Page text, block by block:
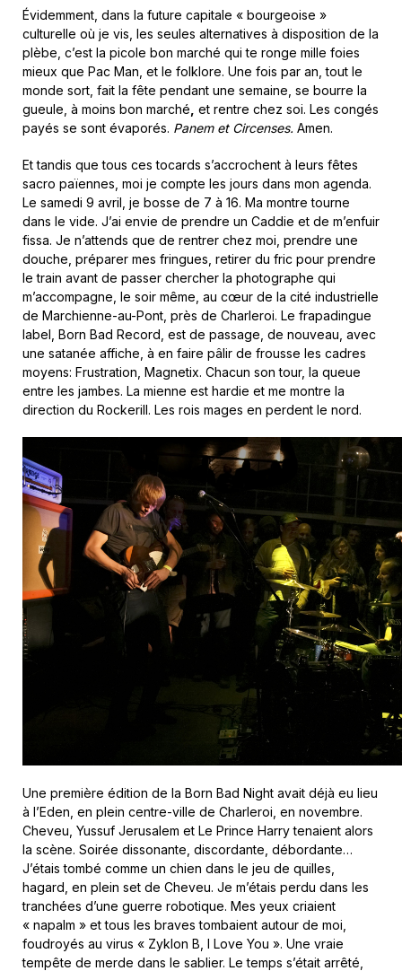
Évidemment, dans la future capitale « bourgeoise »
culturelle où je vis, les seules alternatives à disposition de la
plèbe, c’est la picole bon marché qui te ronge mille foies
mieux que Pac Man, et le folklore. Une fois par an, tout le
monde sort, fait la fête pendant une semaine, se bourre la
gueule, à moins bon marché et rentre chez soi. Les congés
payés se sont évaporés. Panem et Circenses. Amen.
Et tandis que tous ces tocards s’accrochent à leurs fêtes
sacro païennes, moi je compte les jours dans mon agenda.
Le samedi 9 avril, je bosse de 7 à 16. Ma montre tourne
dans le vide. J’ai envie de prendre un Caddie et de m’enfuir
fissa. Je n’attends que de rentrer chez moi, prendre une
douche, préparer mes fringues, retirer du fric pour prendre
le train avant de passer chercher la photographe qui
m’accompagne, le soir même, au cœur de la cité industrielle
de Marchienne-au-Pont, près de Charleroi. Le frapadingue
label, Born Bad Record, est de passage, de nouveau, avec
une satanée affiche, à en faire pâlir de frousse les cadres
moyens: Frustration, Magnetix. Chacun son tour, la queue
entre les jambes. La mienne est hardie et me montre la
direction du Rockerill. Les rois mages en perdent le nord.
Une première édition de la Born Bad Night avait déjà eu lieu
à l’Eden, en plein centre-ville de Charleroi, en novembre.
Cheveu, Yussuf Jerusalem et Le Prince Harry tenaient alors
la scène. Soirée dissonante, discordante, débordante…
J’étais tombé comme un chien dans le jeu de quilles,
hagard, en plein set de Cheveu. Je m’étais perdu dans les
tranchées d’une guerre robotique. Mes yeux criaient
« napalm » et tous les braves tombaient autour de moi,
foudroyés au virus « Zyklon B, I Love You ». Une vraie
tempête de merde dans le sablier. Le temps s’était arrêté,